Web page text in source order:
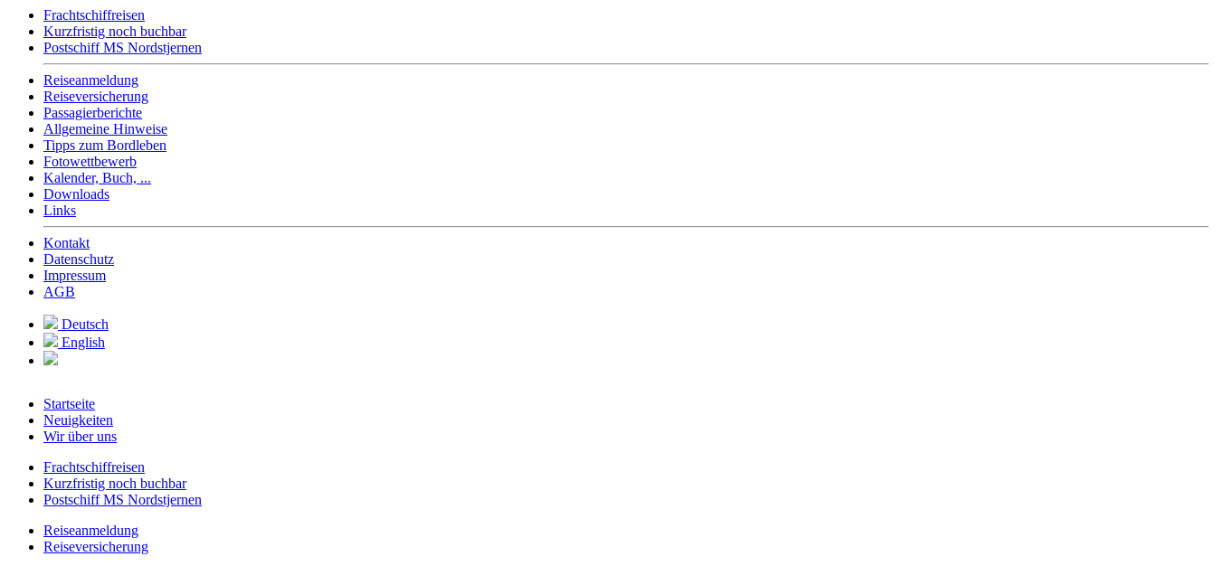
Frachtschiffreisen
Kurzfristig noch buchbar
Postschiff MS Nordstjernen
Reiseanmeldung
Reiseversicherung
Passagierberichte
Allgemeine Hinweise
Tipps zum Bordleben
Fotowettbewerb
Kalender, Buch, ...
Downloads
Links
Kontakt
Datenschutz
Impressum
AGB
Deutsch
English
Startseite
Neuigkeiten
Wir über uns
Frachtschiffreisen
Kurzfristig noch buchbar
Postschiff MS Nordstjernen
Reiseanmeldung
Reiseversicherung